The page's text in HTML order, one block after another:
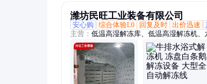
潍坊民旺工业装备有限公司
安心购
综合体验L0 回复及时 出价迅速
主营： 低温高湿解冻库、低温高湿解冻机
冻机、解冻缓化设备、冻肉解冻机、冻肉